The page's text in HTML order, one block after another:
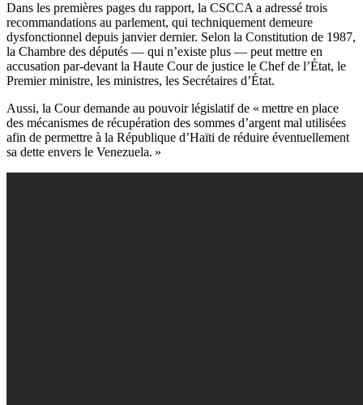
Dans les premières pages du rapport, la CSCCA a adressé trois
recommandations au parlement, qui techniquement demeure
dysfonctionnel depuis janvier dernier. Selon la Constitution de 1987,
la Chambre des députés — qui n’existe plus — peut mettre en
accusation par-devant la Haute Cour de justice le Chef de l’État, le
Premier ministre, les ministres, les Secrétaires d’État.
Aussi, la Cour demande au pouvoir législatif de « mettre en place
des mécanismes de récupération des sommes d’argent mal utilisées
afin de permettre à la République d’Haïti de réduire éventuellement
sa dette envers le Venezuela. »